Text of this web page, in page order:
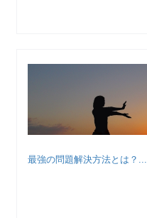
最強の問題解決方法とは？...